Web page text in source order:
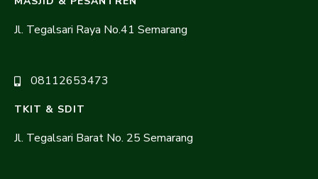
Jl. Tegalsari Raya No.41 Semarang
08112653473
TKIT & SDIT
Jl. Tegalsari Barat No. 25 Semarang